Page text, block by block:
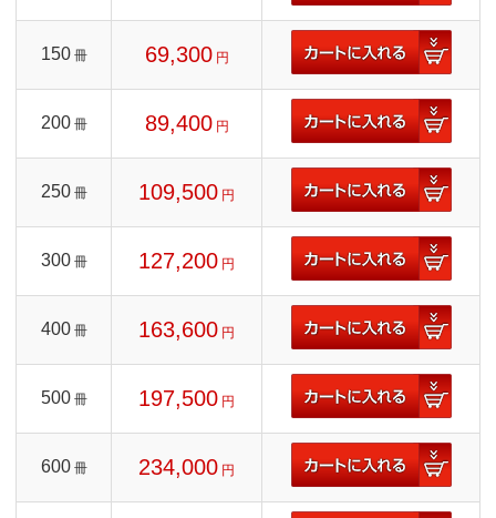
150 冊 69,300 円
200 冊 89,400 円
250 冊 109,500 円
300 冊 127,200 円
400 冊 163,600 円
500 冊 197,500 円
600 冊 234,000 円